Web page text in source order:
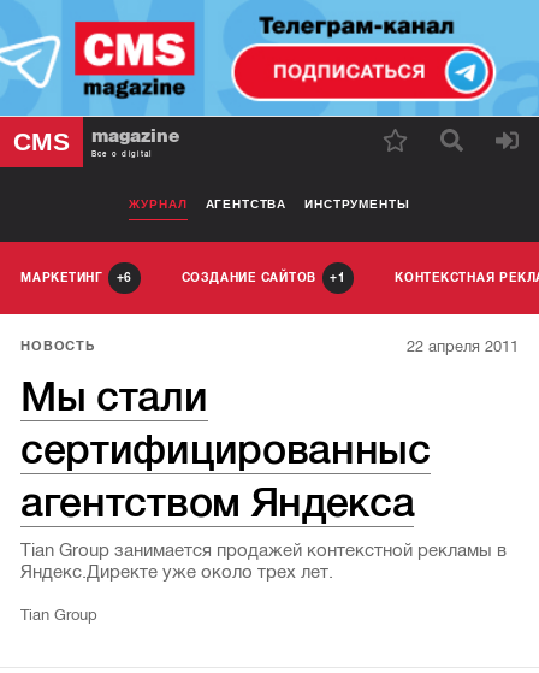
CMS magazine
Все о digital
ЖУРНАЛ АГЕНТСТВА ИНСТРУМЕНТЫ
МАРКЕТИНГ 6 СОЗДАНИЕ САЙТОВ 1 КОНТЕКСТНАЯ
НОВОСТЬ 22 апреля 2011
Мы стали
сертифицированныс
агентством Яндекса
Tian Group занимается продажей контекстной рекламы в
Яндекс.Директе уже около трех лет.
Tian Group